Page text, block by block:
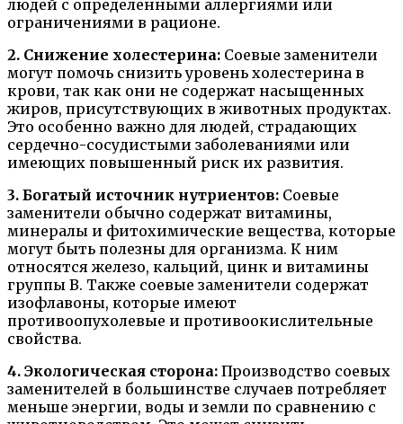
людей с определенными аллергиями или
ограничениями в рационе.
2. Снижение холестерина: Соевые заменители
могут помочь снизить уровень холестерина в
крови, так как они не содержат насыщенных
жиров, присутствующих в животных продуктах.
Это особенно важно для людей, страдающих
сердечно-сосудистыми заболеваниями или
имеющих повышенный риск их развития.
3. Богатый источник нутриентов: Соевые
заменители обычно содержат витамины,
минералы и фитохимические вещества, которые
могут быть полезны для организма. К ним
относятся железо, кальций, цинк и витамины
группы В. Также соевые заменители содержат
изофлавоны, которые имеют
противоопухолевые и противоокислительные
свойства.
4. Экологическая сторона: Производство соевых
заменителей в большинстве случаев потребляет
меньше энергии, воды и земли по сравнению с